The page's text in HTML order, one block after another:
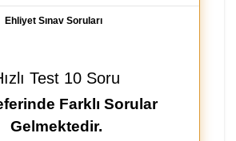
Ehliyet Sınav Soruları
Test 10 Soru
Farklı Sorular
Gelmektedir.